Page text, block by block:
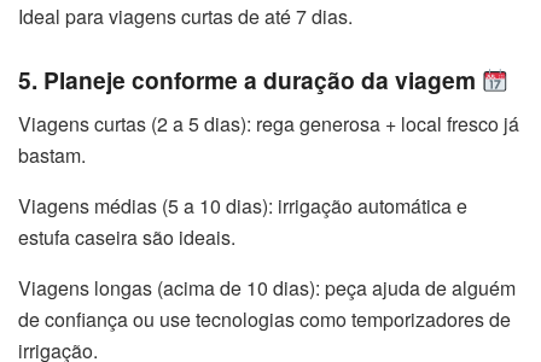
Ideal para viagens curtas de até 7 dias.
5. Planeje conforme a duração da viagem
Viagens curtas (2 a 5 dias): rega generosa + local fresco já
bastam.
Viagens médias (5 a 10 dias): irrigação automática e
estufa caseira são ideais.
Viagens longas (acima de 10 dias): peça ajuda de alguém
de confiança ou use tecnologias como temporizadores de
irrigação.